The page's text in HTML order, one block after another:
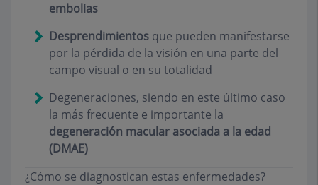
embolias
Desprendimientos que pueden manifestarse
por la pérdida de la visión en una parte del
campo visual o en su totalidad
Degeneraciones, siendo en este último caso
la más frecuente e importante la
degeneración macular asociada a la edad
(DMAE)
¿Cómo se diagnostican estas enfermedades?